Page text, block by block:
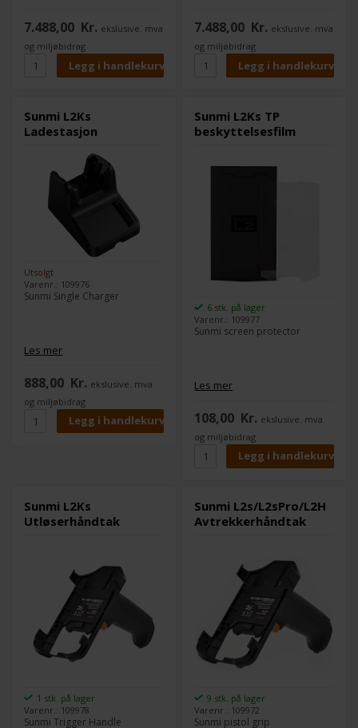
7.488,00 Kr. ekslusive. mva
og miljøbidrag
7.488,00 Kr. ekslusive. mva
og miljøbidrag
Sunmi L2Ks
Ladestasjon
Utsolgt
Varenr.: 109976
Sunmi Single Charger
Les mer
888,00 Kr. ekslusive. mva
og miljøbidrag
Sunmi L2Ks TP
beskyttelsesfilm
6 stk. på lager
Varenr.: 109977
Sunmi screen protector
Les mer
108,00 Kr. ekslusive. mva
og miljøbidrag
Sunmi L2Ks
Utløserhåndtak
1 stk. på lager
Varenr.: 109978
Sunmi Trigger Handle
Sunmi L2s/L2sPro/L2H
Avtrekkerhåndtak
9 stk. på lager
Varenr.: 109972
Sunmi pistol grip